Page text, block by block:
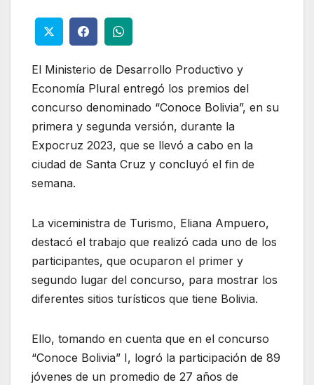
El Ministerio de Desarrollo Productivo y
Economía Plural entregó los premios del
concurso denominado “Conoce Bolivia”, en su
primera y segunda versión, durante la
Expocruz 2023, que se llevó a cabo en la
ciudad de Santa Cruz y concluyó el fin de
semana.
La viceministra de Turismo, Eliana Ampuero,
destacó el trabajo que realizó cada uno de los
participantes, que ocuparon el primer y
segundo lugar del concurso, para mostrar los
diferentes sitios turísticos que tiene Bolivia.
Ello, tomando en cuenta que en el concurso
“Conoce Bolivia” I, logró la participación de 89
jóvenes de un promedio de 27 años de